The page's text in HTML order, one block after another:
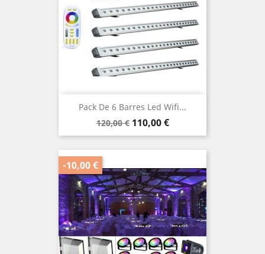
Pack De 6 Barres Led Wifi...
Prix
de
120,00 € Prix
110,00 €
-10,00 €